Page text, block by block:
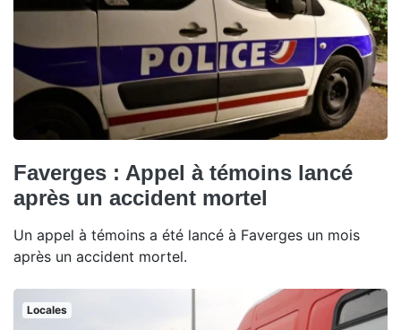
Faverges : Appel à témoins lancé
après un accident mortel
Un appel à témoins a été lancé à Faverges un mois
après un accident mortel.
Locales